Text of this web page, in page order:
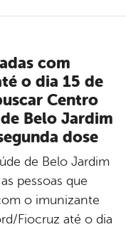
com
o dia 15 de
Centro
Belo Jardim
dose
de Belo Jardim
pessoas que
o imunizante
Fiocruz até o dia